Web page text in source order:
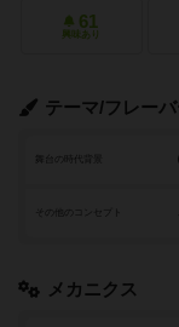
61
興味あり
テーマ/フレーバ
舞台の時代背景
その他のコンセプト
メカニクス